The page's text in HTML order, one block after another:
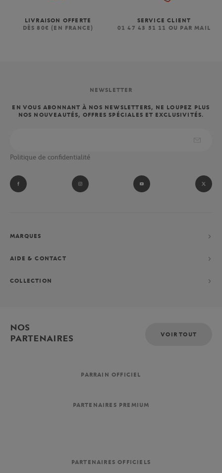
LIVRAISON OFFERTE
DÈS 80€ (EN FRANCE)
SERVICE CLIENT
01 47 43 51 11 OU PAR MAIL
NEWSLETTER
EN VOUS ABONNANT À NOS NEWSLETTERS, NE LOUPEZ PLUS
NOS NOUVEAUTÉS, OFFRES SPÉCIALES ET EXCLUSIVITÉS.
Politique de confidentialité
MARQUES
AIDE & CONTACT
COLLECTION
NOS
PARTENAIRES
VOIR TOUT
PARRAIN OFFICIEL